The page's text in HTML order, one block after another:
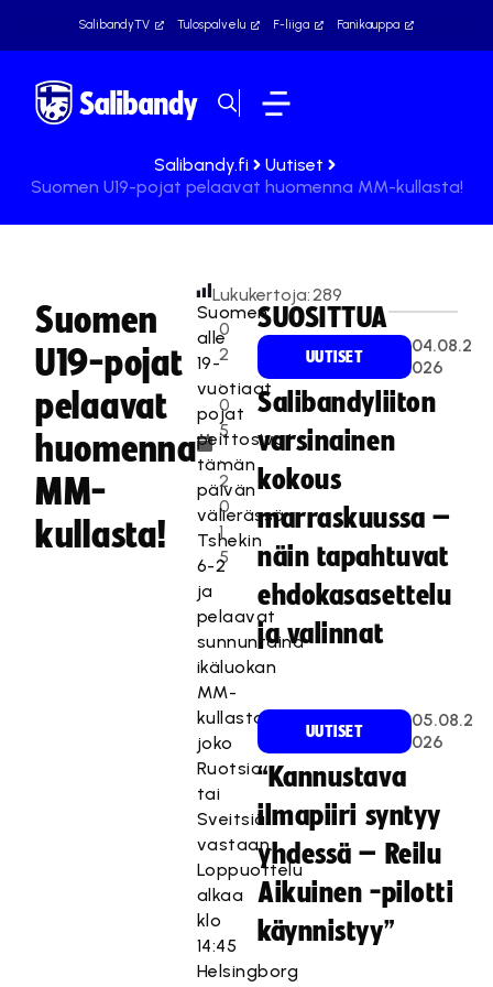
SalibandyTV Tulospalvelu F-liiga Fanikauppa
Salibandy.fi
Uutiset
Suomen U19-pojat pelaavat huomenna MM-kullasta!
Suomen
U19-pojat
pelaavat
huomenna
MM-
kullasta!
0
2
.
0
5
.
2
0
1
5
Lukukertoja:289
Suomen
alle
19-
vuotiaat
pojat
peittosivat
tämän
päivän
välierässä
Tshekin
6-2
ja
pelaavat
sunnuntaina
ikäluokan
MM-
kullasta
joko
Ruotsia
tai
Sveitsiä
vastaan.
Loppuottelu
alkaa
klo
14:45
Helsingborg
SUOSITTUA
UUTISET
04.08.2
026
Salibandyliiton
varsinainen
kokous
marraskuussa –
näin tapahtuvat
ehdokasasettelu
ja valinnat
UUTISET
05.08.2
026
“Kannustava
ilmapiiri syntyy
yhdessä – Reilu
Aikuinen -pilotti
käynnistyy”